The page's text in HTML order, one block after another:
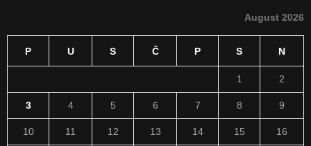
August 2026
P U S Č P S N
1 2
3 4 5 6 7 8 9
10 11 12 13 14 15 16